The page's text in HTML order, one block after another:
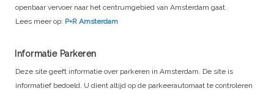
openbaar vervoer naar het centrumgebied van Amsterdam gaat.
Lees meer op: P+R Amsterdam
Informatie Parkeren
Deze site geeft informatie over parkeren in Amsterdam. De site is
informatief bedoeld. U dient altijd op de parkeerautomaat te controleren